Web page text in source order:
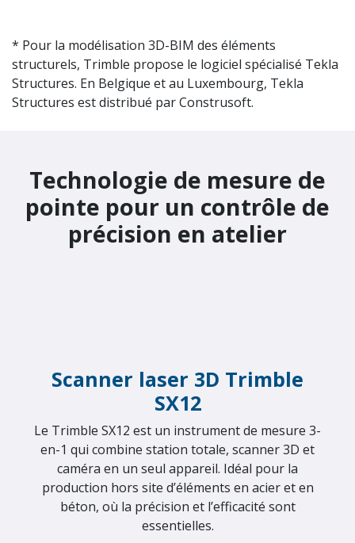
En savoir plus
Trimble Reality Capture
Platform Service
TRCPS est une fonctionnalité supplémentaire de
* Pour la modélisation 3D-BIM des éléments
structurels, Trimble propose le logiciel spécialisé Tekla
Structures. En Belgique et au Luxembourg, Tekla
Structures est distribué par Construsoft.